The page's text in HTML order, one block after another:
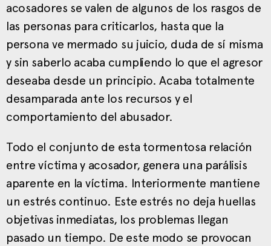
acosadores se valen de algunos de los rasgos de
las personas para criticarlos, hasta que la
persona ve mermado su juicio, duda de sí misma
y sin saberlo acaba cumpliendo lo que el agresor
deseaba desde un principio. Acaba totalmente
desamparada ante los recursos y el
comportamiento del abusador.
Todo el conjunto de esta tormentosa relación
entre víctima y acosador, genera una parálisis
aparente en la víctima. Interiormente mantiene
un estrés continuo. Este estrés no deja huellas
objetivas inmediatas, los problemas llegan
pasado un tiempo. De este modo se provocan